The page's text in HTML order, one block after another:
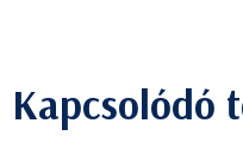
Kapcsolódó